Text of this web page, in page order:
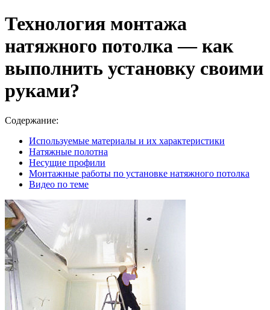
Технология монтажа
натяжного потолка — как
выполнить установку своими
руками?
Содержание:
Используемые материалы и их характеристики
Натяжные полотна
Несущие профили
Монтажные работы по установке натяжного потолка
Видео по теме